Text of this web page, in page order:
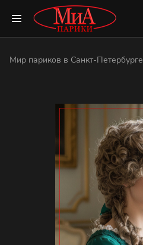
Мир париков в Санкт-Петербурге